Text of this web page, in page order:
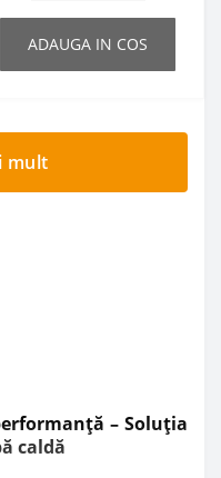
ADAUGA IN COS
mult
– Soluția
caldă